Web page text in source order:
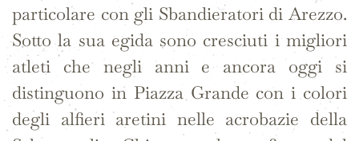
particolare con gli Sbandieratori di Arezzo.
Sotto la sua egida sono cresciuti i migliori
atleti che negli anni e ancora oggi si
distinguono in Piazza Grande con i colori
degli alfieri aretini nelle acrobazie della